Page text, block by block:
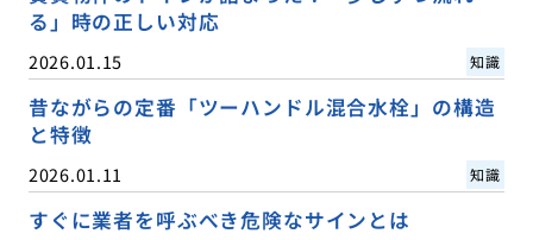
る」時の正しい対応
2026.01.15 知識
昔ながらの定番「ツーハンドル混合水栓」の構造
と特徴
2026.01.11 知識
すぐに業者を呼ぶべき危険なサインとは